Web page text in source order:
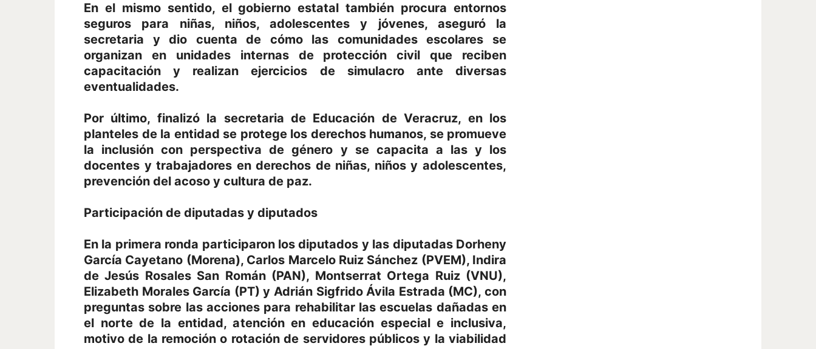
En el mismo sentido, el gobierno estatal también procura entornos
seguros para niñas, niños, adolescentes y jóvenes, aseguró la
secretaria y dio cuenta de cómo las comunidades escolares se
organizan en unidades internas de protección civil que reciben
capacitación y realizan ejercicios de simulacro ante diversas
eventualidades.
Por último, finalizó la secretaria de Educación de Veracruz, en los
planteles de la entidad se protege los derechos humanos, se promueve
la inclusión con perspectiva de género y se capacita a las y los
docentes y trabajadores en derechos de niñas, niños y adolescentes,
prevención del acoso y cultura de paz.
Participación de diputadas y diputados
En la primera ronda participaron los diputados y las diputadas Dorheny
García Cayetano (Morena), Carlos Marcelo Ruiz Sánchez (PVEM), Indira
de Jesús Rosales San Román (PAN), Montserrat Ortega Ruiz (VNU),
Elizabeth Morales García (PT) y Adrián Sigfrido Ávila Estrada (MC), con
preguntas sobre las acciones para rehabilitar las escuelas dañadas en
el norte de la entidad, atención en educación especial e inclusiva,
motivo de la remoción o rotación de servidores públicos y la viabilidad